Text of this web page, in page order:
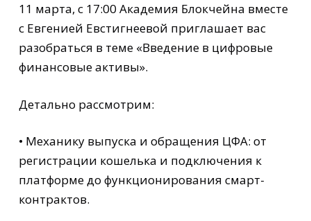
11 марта, с 17:00 Академия Блокчейна вместе
с Евгенией Евстигнеевой приглашает вас
разобраться в теме «Введение в цифровые
финансовые активы».
Детально рассмотрим:
• Механику выпуска и обращения ЦФА: от
регистрации кошелька и подключения к
платформе до функционирования смарт-
контрактов.